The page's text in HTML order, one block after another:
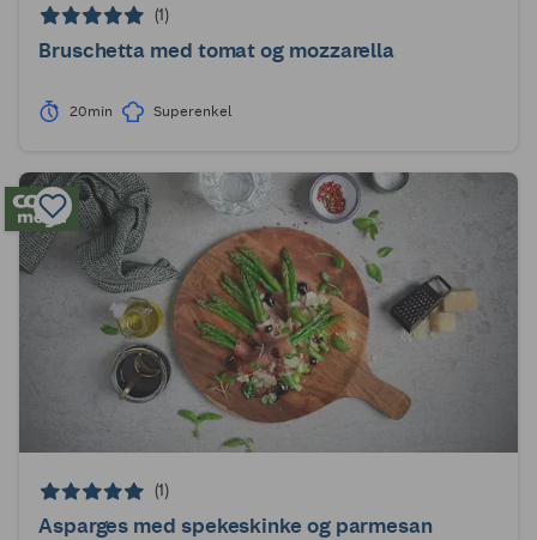
(1)
Bruschetta med tomat og mozzarella
20min Superenkel
(1)
Asparges med spekeskinke og parmesan